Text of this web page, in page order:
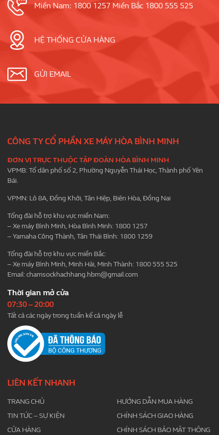
Miền Nam: 1800 1257 Miền Bắc 1800 555 525
HỆ THỐNG CỬA HÀNG
GỬI EMAIL
CÔNG TY CỔ PHẦN XE MÁY HÒA BÌNH MINH
ĐƠN VỊ TRỰC THUỘC TẬP ĐOÀN HÒA BÌNH MINH
VPMB: Tổ dân phố số 2, Phường Nguyễn Thái Học, Thành phố Yên
Bái.
VPMN: Lô 8A, Đồng Khởi, Tân Hiệp, Biên Hòa, Đồng Nai
Tổng đài hỗ trợ khu vực miền Nam:
– Xe máy Bình Minh, Hòa Bình Minh: 1800 1257
– Yamaha Công Thành, Tân Thái Bình: 1800 1259
Tổng đài hỗ trợ khu vực miền Bắc:
– Xe máy Bình Minh, Minh Hải, Minh Thành: 1800 555 525
Email:chamsockhachhang.hbm@gmail.com
Thời gian mở cửa
07:30 – 20:00
Tất cả các ngày trong tuần kể cả ngày lễ
LIÊN KẾT NHANH
TRANG CHỦ
TIN TỨC – SỰ KIỆN
CỬA HÀNG
HƯỚNG DẪN MUA HÀNG
CHÍNH SÁCH GIAO HÀNG
CHÍNH SÁCH BẢO MẬT THÔNG